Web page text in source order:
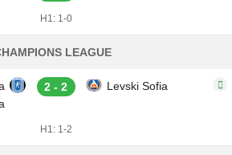
H1: 1-0
LEAGUE
2 - 2 Levski Sofia
H1: 1-2